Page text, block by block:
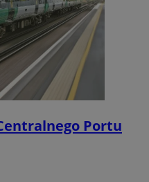
Portu